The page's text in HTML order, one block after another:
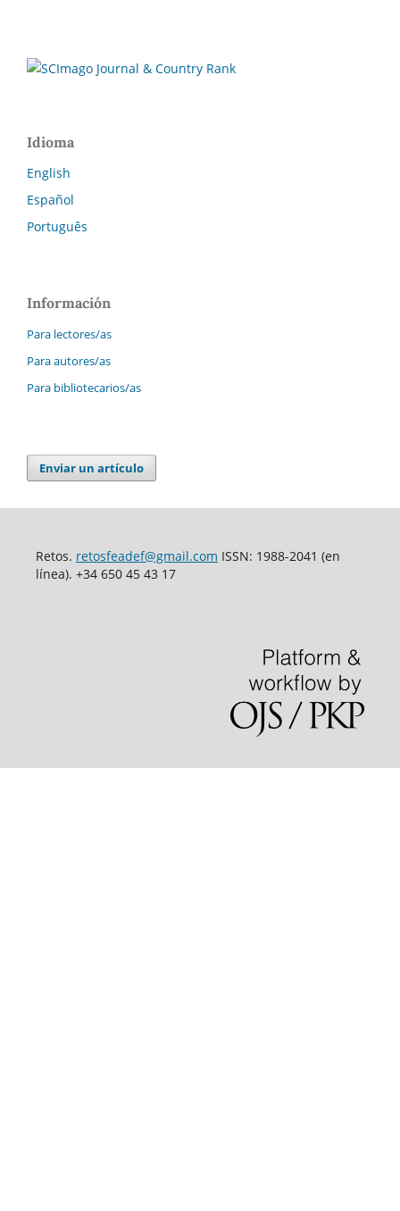
Idioma
English
Español
Português
Información
Para lectores/as
Para autores/as
Para bibliotecarios/as
Enviar un artículo
Retos. retosfeadef@gmail.com ISSN: 1988-2041 (en
línea). +34 650 45 43 17